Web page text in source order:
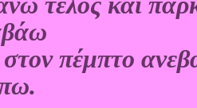
στον πέμπτο